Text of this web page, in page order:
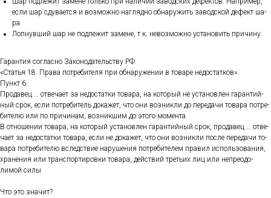
ес­ли шар сду­ва­ет­ся и воз­можно наг­лядно об­на­ружить за­вод­ской де­фект ша­
ра.
Лоп­нувший шар не под­ле­жит за­мене, т.к. не­воз­можно ус­та­новить при­чину.
Га­ран­тия сог­ласно За­коно­датель­ству РФ.
«Статья 18. Пра­ва пот­ре­бите­ля при об­на­руже­нии в то­варе не­дос­татков».
Пункт 6.
Про­давец … от­ве­ча­ет за не­дос­татки то­вара, на ко­торый не ус­та­нов­лен га­ран­тий­
ный срок, ес­ли пот­ре­битель до­кажет, что они воз­никли до пе­реда­чи то­вара пот­ре­
бите­лю или по при­чинам, воз­никшим до это­го мо­мен­та.
В от­но­шении то­вара, на ко­торый ус­та­нов­лен га­ран­тий­ный срок, про­давец … от­ве­
ча­ет за не­дос­татки то­вара, ес­ли не до­кажет, что они воз­никли пос­ле пе­реда­чи то­
вара пот­ре­бите­лю вследс­твие на­руше­ния пот­ре­бите­лем пра­вил ис­поль­зо­вания,
хра­нения или тран­спор­ти­ров­ки то­вара, дей­ствий треть­их лиц или неп­ре­одо­
лимой си­лы
Что это зна­чит?